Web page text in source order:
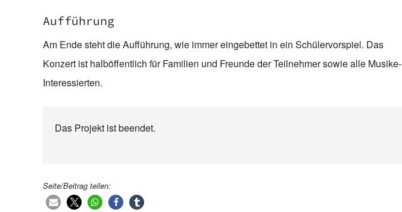
Aufführung
Am Ende steht die Aufführung, wie immer eingebettet in ein Schülervorspiel. Das
Konzert ist halböffentlich für Familien und Freunde der Teilnehmer sowie alle Musike-
Interessierten.
Das Projekt ist beendet.
Seite/Beitrag teilen: